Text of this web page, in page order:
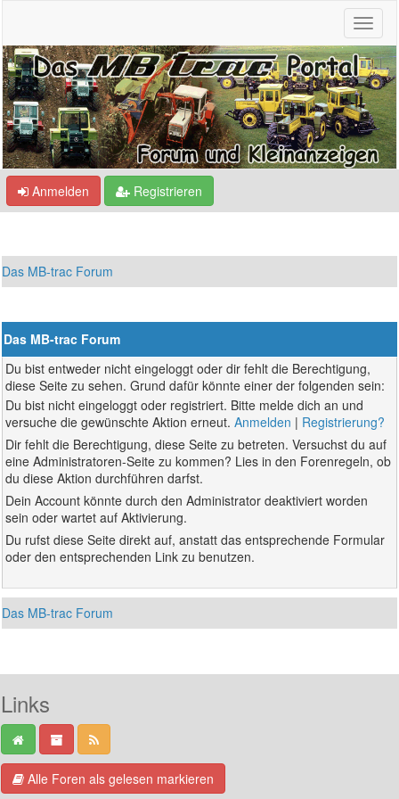
Anmelden Registrieren
Das MB-trac Forum
Das MB-trac Forum
Du bist entweder nicht eingeloggt oder dir fehlt die Berechtigung,
diese Seite zu sehen. Grund dafür könnte einer der folgenden sein:
Du bist nicht eingeloggt oder registriert. Bitte melde dich an und
versuche die gewünschte Aktion erneut.Anmelden | Registrierung?
Dir fehlt die Berechtigung, diese Seite zu betreten. Versuchst du auf
eine Administratoren-Seite zu kommen? Lies in den Forenregeln, ob
du diese Aktion durchführen darfst.
Dein Account könnte durch den Administrator deaktiviert worden
sein oder wartet auf Aktivierung.
Du rufst diese Seite direkt auf, anstatt das entsprechende Formular
oder den entsprechenden Link zu benutzen.
Das MB-trac Forum
Links
Alle Foren als gelesen markieren